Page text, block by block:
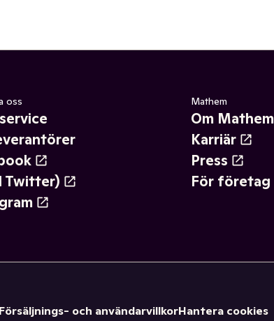
oss
Twitter)
Mathem
Om Mathem
Karriär
Press
För företag
Försäljnings- och användarvillkorHantera cookies